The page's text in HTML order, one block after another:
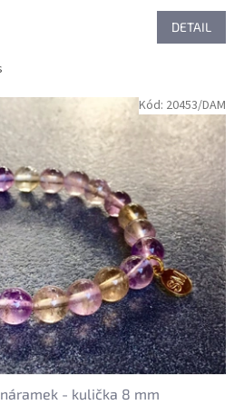
DETAIL
- kulička 8 mm
Kód: 20453/DAM